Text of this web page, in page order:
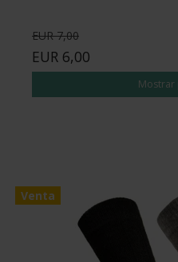
EUR 7,00
EUR 6,00
Mostrar
Venta